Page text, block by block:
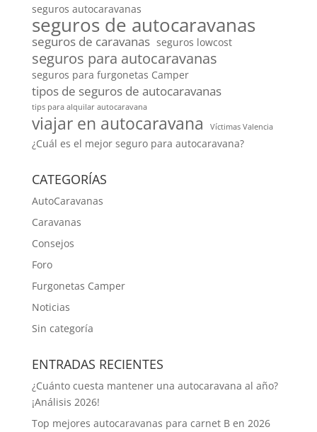
seguros autocaravanas
seguros de autocaravanas
seguros de caravanas seguros lowcost
seguros para autocaravanas
seguros para furgonetas Camper
tipos de seguros de autocaravanas
tips para alquilar autocaravana
viajar en autocaravana Víctimas Valencia
¿Cuál es el mejor seguro para autocaravana?
CATEGORÍAS
AutoCaravanas
Caravanas
Consejos
Foro
Furgonetas Camper
Noticias
Sin categoría
ENTRADAS RECIENTES
¿Cuánto cuesta mantener una autocaravana al año?
¡Análisis 2026!
Top mejores autocaravanas para carnet B en 2026